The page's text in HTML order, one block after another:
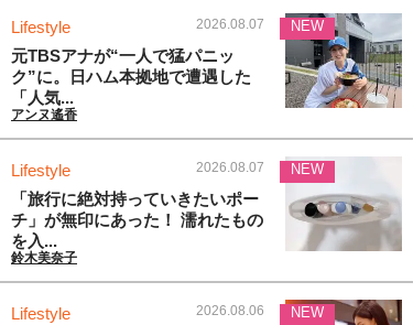
Lifestyle 2026.08.07
元TBSアナが“一人で猛パニッ
ク”に。日ハム本拠地で遭遇した
「人気...
アンヌ遙香
NEW
Lifestyle 2026.08.07
「旅行に絶対持っていきたいポー
チ」が無印にあった！ 濡れたもの
を入...
鈴木美奈子
NEW
Lifestyle 2026.08.06 NEW